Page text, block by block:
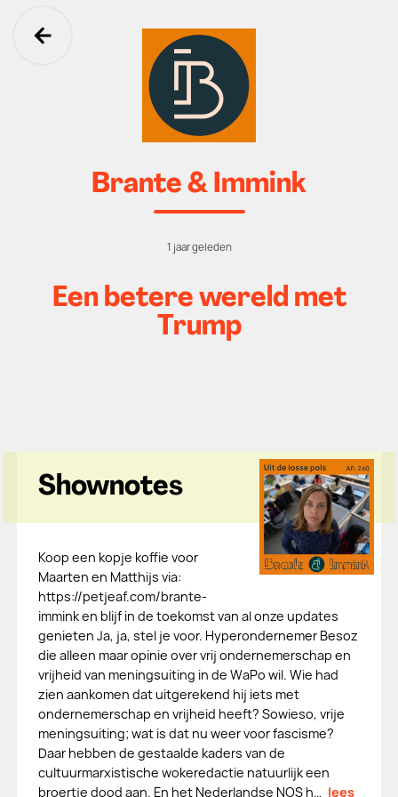
Ga terug
Brante & Immink
1 jaar geleden
Een betere wereld met
Trump
Shownotes
Koop een kopje koffie voor
Maarten en Matthijs via:
https://petjeaf.com/brante-
immink en blijf in de toekomst van al onze updates
genieten Ja, ja, stel je voor. Hyperondernemer Besoz
die alleen maar opinie over vrij ondernemerschap en
vrijheid van meningsuiting in de WaPo wil. Wie had
zien aankomen dat uitgerekend hij iets met
ondernemerschap en vrijheid heeft? Sowieso, vrije
meningsuiting; wat is dat nu weer voor fascisme?
Daar hebben de gestaalde kaders van de
cultuurmarxistische wokeredactie natuurlijk een
broertje dood aan. En het Nederlandse NOS h… lees